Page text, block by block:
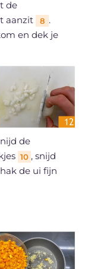
de
aanzit
8 .
en dek je
de
10 , snijd
de ui fijn